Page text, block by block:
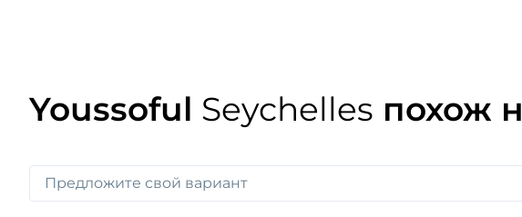
Youssoful Seychelles похож